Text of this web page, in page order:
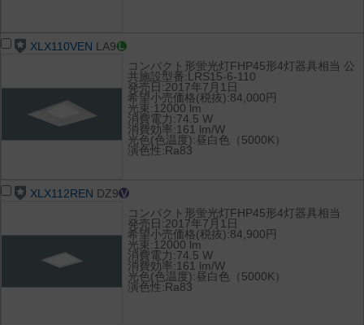
XLX110VEN LA9
コンパクト形蛍光灯FHP45形4灯器具相当 公
共施設型番:LRS15-6-110
発売日:2017年7月1日
希望小売価格(税抜):84,000円
光束:12000 lm
消費電力:74.5 W
消費効率:161 lm/W
光色(色温度):昼白色（5000K）
演色性:Ra83
XLX112REN DZ9
コンパクト形蛍光灯FHP45形4灯器具相当
発売日:2017年7月1日
希望小売価格(税抜):84,900円
光束:12000 lm
消費電力:74.5 W
消費効率:161 lm/W
光色(色温度):昼白色（5000K）
演色性:Ra83